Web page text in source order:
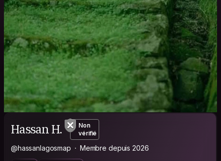
Hassan H.
Non
vérifié
@hassanlagosmap Membre depuis 2026